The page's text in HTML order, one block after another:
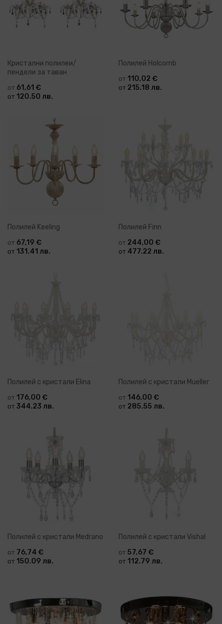
Кристални полилеи/
пендели за таван
от 61,61 €
от 120.50 лв.
Полилей Holcomb
от 110,02 €
от 215.18 лв.
Полилей Keeling
от 67,19 €
от 131.41 лв.
Полилей Finn
от 244,00 €
от 477.22 лв.
Полилей с кристали Elina
от 176,00 €
от 344.23 лв.
Полилей с кристали Mueller
от 146,00 €
от 285.55 лв.
Полилей с кристали Medrano
от 76,74 €
от 150.09 лв.
Полилей с кристали Vishal
от 57,67 €
от 112.79 лв.